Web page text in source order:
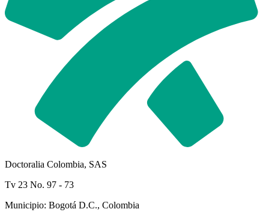
Doctoralia Colombia, SAS
Tv 23 No. 97 - 73
Municipio: Bogotá D.C., Colombia